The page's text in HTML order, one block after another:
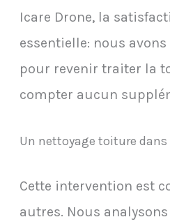
Icare Drone, la
essentielle: nous
pour revenir traiter la
compter aucun
Un nettoyage toiture
Cette intervention est
autres. Nous analysons